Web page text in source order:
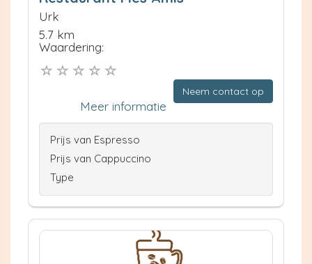
Urk
5.7 km
Waardering:
Neem contact op
Meer informatie
Prijs van Espresso
Prijs van Cappuccino
Type